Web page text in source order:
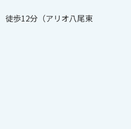
歩12分（アリオ八尾東